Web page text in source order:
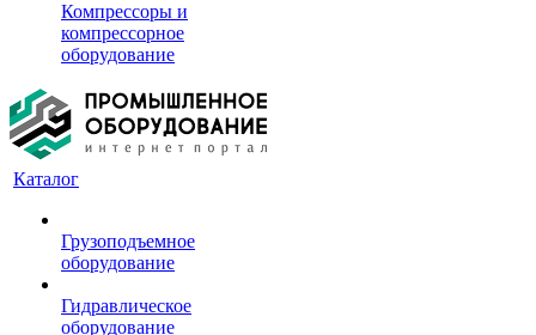
Компрессоры и
компрессорное
оборудование
Каталог
Грузоподъемное
оборудование
Гидравлическое
оборудование